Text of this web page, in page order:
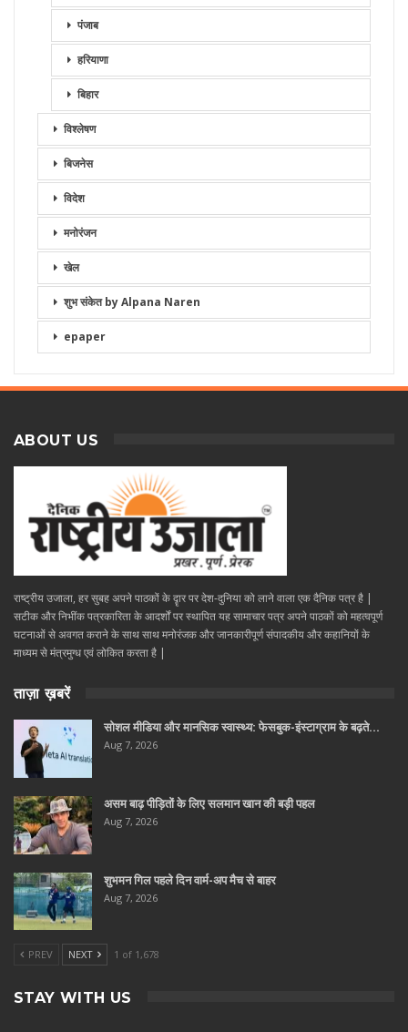
पंजाब
हरियाणा
बिहार
विश्लेषण
बिजनेस
विदेश
मनोरंजन
खेल
शुभ संकेत by Alpana Naren
epaper
ABOUT US
राष्ट्रीय उजाला, हर सुबह अपने पाठकों के दॄार पर देश-दुनिया को लाने वाला एक दैनिक पत्र है |
सटीक और निभींक पत्रकारिता के आदर्शों पर स्थापित यह सामाचार पत्र अपने पाठकों को महत्वपूर्ण
घटनाओं से अवगत कराने के साथ साथ मनोरंजक और जानकारीपूर्ण संपादकीय और कहानियों के
माध्यम से मंत्रमुग्ध एवं लोकित करता है |
ताज़ा ख़बरें
सोशल मीडिया और मानसिक स्वास्थ्य: फेसबुक-इंस्टाग्राम के बढ़ते…
Aug 7, 2026
असम बाढ़ पीड़ितों के लिए सलमान खान की बड़ी पहल
Aug 7, 2026
शुभमन गिल पहले दिन वार्म-अप मैच से बाहर
Aug 7, 2026
PREV NEXT 1 of 1,678
STAY WITH US